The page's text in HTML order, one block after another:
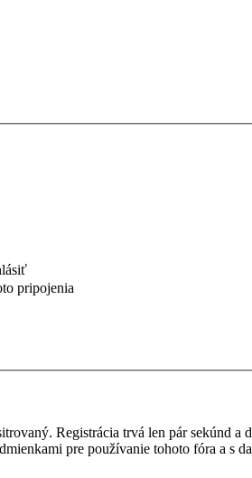
pripojenia
Registrácia trvá len pár sekúnd
pre používanie tohoto fóra a